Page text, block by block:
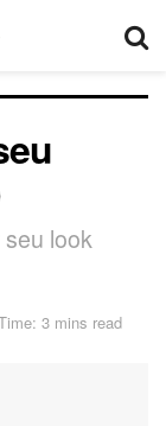
look
3 mins read